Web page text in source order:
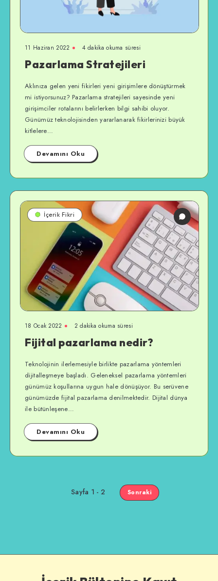
11 Haziran 2022 4 dakika okuma süresi
Pazarlama Stratejileri
Aklınıza gelen yeni fikirleri yeni girişimlere dönüştürmek
mi istiyorsunuz? Pazarlama stratejileri sayesinde yeni
girişimciler rotalarını belirlerken bilgi sahibi oluyor.
Günümüz teknolojisinden yararlanarak fikirlerinizi büyük
kitlelere…
Devamını Oku
İçerik Fikri
18 Ocak 2022 2 dakika okuma süresi
Fijital pazarlama nedir?
Teknolojinin ilerlemesiyle birlikte pazarlama yöntemleri
dijitalleşmeye başladı. Geleneksel pazarlama yöntemleri
günümüz koşullarına uygun hale dönüşüyor. Bu serüvene
günümüzde fijital pazarlama denilmektedir. Dijital dünya
ile bütünleşene…
Devamını Oku
Sayfa 1 - 2 Sonraki